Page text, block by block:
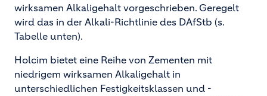
wirksamen Alkaligehalt vorgeschrieben. Geregelt
wird das in der Alkali-Richtlinie des DAfStb (s.
Tabelle unten).
Holcim bietet eine Reihe von Zementen mit
niedrigem wirksamen Alkaligehalt in
unterschiedlichen Festigkeitsklassen und -